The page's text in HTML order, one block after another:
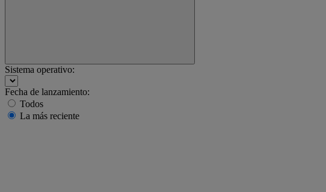
Sistema operativo:
Fecha de lanzamiento:
Todos
La más reciente